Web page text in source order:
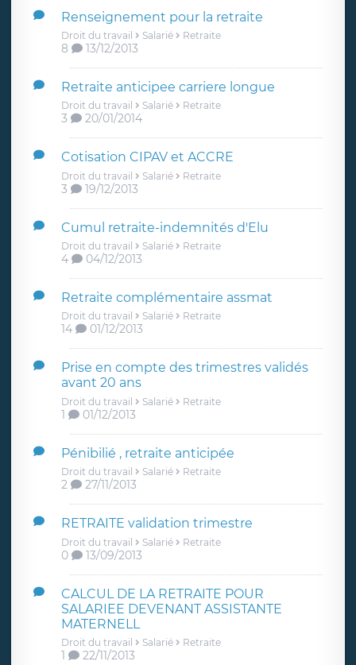
Renseignement pour la retraite
Droit du travail Salarié Retraite
8 13/12/2013
Retraite anticipee carriere longue
Droit du travail Salarié Retraite
3 20/01/2014
Cotisation CIPAV et ACCRE
Droit du travail Salarié Retraite
3 19/12/2013
Cumul retraite-indemnités d'Elu
Droit du travail Salarié Retraite
4 04/12/2013
Retraite complémentaire assmat
Droit du travail Salarié Retraite
14 01/12/2013
Prise en compte des trimestres validés
avant 20 ans
Droit du travail Salarié Retraite
1 01/12/2013
Pénibilié , retraite anticipée
Droit du travail Salarié Retraite
2 27/11/2013
RETRAITE validation trimestre
Droit du travail Salarié Retraite
0 13/09/2013
CALCUL DE LA RETRAITE POUR
SALARIEE DEVENANT ASSISTANTE
MATERNELL
Droit du travail Salarié Retraite
1 22/11/2013